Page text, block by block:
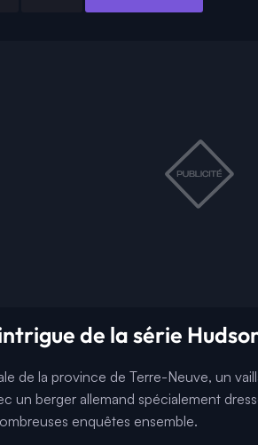
de la série
de la province de Terre-Neuve, un
un berger allemand spécialement
enquêtes ensemble.